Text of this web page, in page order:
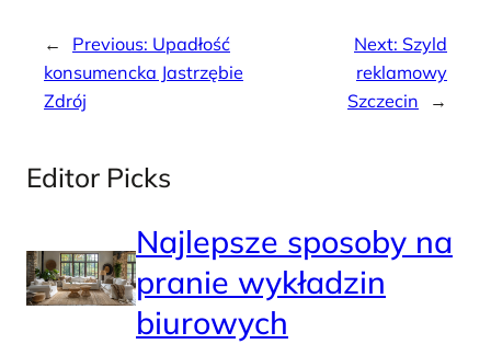
← Previous: Upadłość
konsumencka Jastrzębie
Zdrój
Next: Szyld
reklamowy
Szczecin
→
Editor Picks
Najlepsze sposoby na
pranie wykładzin
biurowych